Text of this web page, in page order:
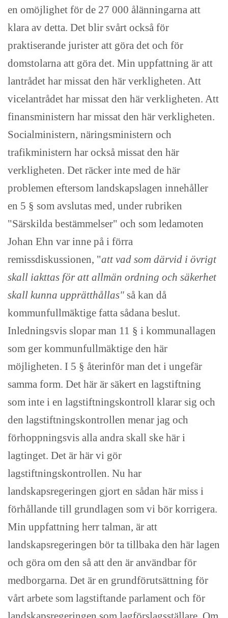
en omöjlighet för de 27 000 ålänningarna att
klara av detta. Det blir svårt också för
praktiserande jurister att göra det och för
domstolarna att göra det. Min uppfattning är att
lantrådet har missat den här verkligheten. Att
vicelantrådet har missat den här verkligheten. Att
finansministern har missat den här verkligheten.
Socialministern, näringsministern och
trafikministern har också missat den här
verkligheten. Det räcker inte med de här
problemen eftersom landskapslagen innehåller
en 5 § som avslutas med, under rubriken
"Särskilda bestämmelser" och som ledamoten
Johan Ehn var inne på i förra
remissdiskussionen, "att vad som därvid i övrigt
skall iakttas för att allmän ordning och säkerhet
skall kunna upprätthållas" så kan då
kommunfullmäktige fatta sådana beslut.
Inledningsvis slopar man 11 § i kommunallagen
som ger kommunfullmäktige den här
möjligheten. I 5 § återinför man det i ungefär
samma form. Det här är säkert en lagstiftning
som inte i en lagstiftningskontroll klarar sig och
den lagstiftningskontrollen menar jag och
förhoppningsvis alla andra skall ske här i
lagtinget. Det är här vi gör
lagstiftningskontrollen. Nu har
landskapsregeringen gjort en sådan här miss i
förhållande till grundlagen som vi bör korrigera.
Min uppfattning herr talman, är att
landskapsregeringen bör ta tillbaka den här lagen
och göra om den så att den är användbar för
medborgarna. Det är en grundförutsättning för
vårt arbete som lagstiftande parlament och för